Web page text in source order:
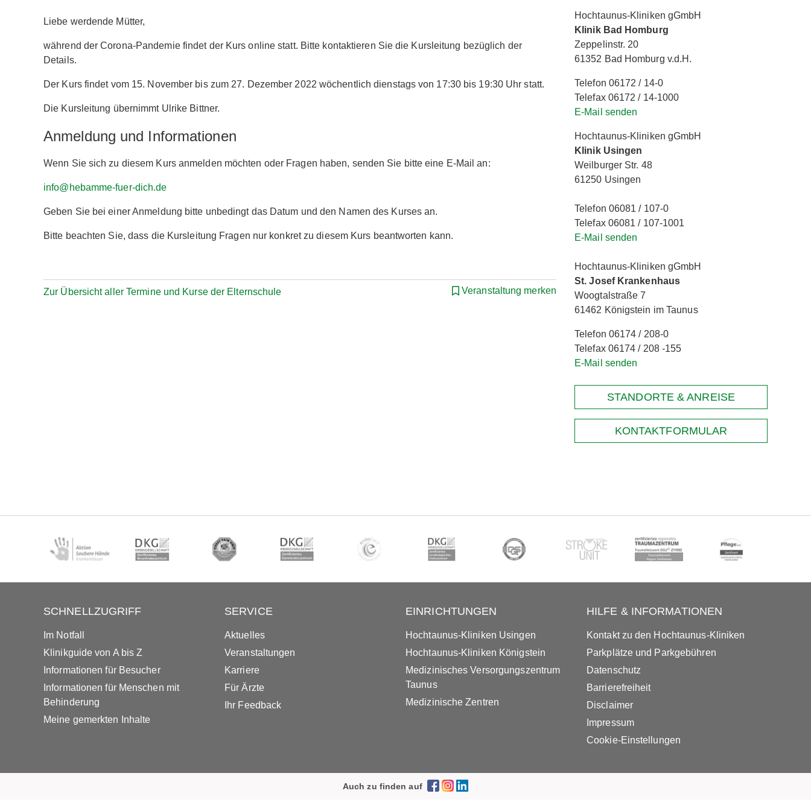
Liebe werdende Mütter,
während der Corona-Pandemie findet der Kurs online statt. Bitte kontaktieren Sie die Kursleitung bezüglich der
Details.
Der Kurs findet vom 15. November bis zum 27. Dezember 2022 wöchentlich dienstags von 17:30 bis 19:30 Uhr statt.
Die Kursleitung übernimmt Ulrike Bittner.
Anmeldung und Informationen
Wenn Sie sich zu diesem Kurs anmelden möchten oder Fragen haben, senden Sie bitte eine E-Mail an:
info@hebamme-fuer-dich.de
Geben Sie bei einer Anmeldung bitte unbedingt das Datum und den Namen des Kurses an.
Bitte beachten Sie, dass die Kursleitung Fragen nur konkret zu diesem Kurs beantworten kann.
Zur Übersicht aller Termine und Kurse der Elternschule Veranstaltung merken
Hochtaunus-Kliniken gGmbH
Klinik Bad Homburg
Zeppelinstr. 20
61352 Bad Homburg v.d.H.
Telefon 06172 / 14-0
Telefax 06172 / 14-1000
E-Mail senden
Hochtaunus-Kliniken gGmbH
Klinik Usingen
Weilburger Str. 48
61250 Usingen
Telefon 06081 / 107-0
Telefax 06081 / 107-1001
E-Mail senden
Hochtaunus-Kliniken gGmbH
St. Josef Krankenhaus
Woogtalstraße 7
61462 Königstein im Taunus
Telefon 06174 / 208-0
Telefax 06174 / 208 -155
E-Mail senden
STANDORTE & ANREISE
KONTAKTFORMULAR
SCHNELLZUGRIFF
Im Notfall
Klinikguide von A bis Z
Informationen für Besucher
Informationen für Menschen mit
Behinderung
Meine gemerkten Inhalte
SERVICE
Aktuelles
Veranstaltungen
Karriere
Für Ärzte
Ihr Feedback
EINRICHTUNGEN
Hochtaunus-Kliniken Usingen
Hochtaunus-Kliniken Königstein
Medizinisches Versorgungszentrum
Taunus
Medizinische Zentren
HILFE & INFORMATIONEN
Kontakt zu den Hochtaunus-Kliniken
Parkplätze und Parkgebühren
Datenschutz
Barrierefreiheit
Disclaimer
Impressum
Cookie-Einstellungen
Auch zu finden auf